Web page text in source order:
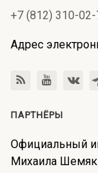
+7 (812) 310-02-
Адрес
ПАРТНЁРЫ
Официальный
Михаила